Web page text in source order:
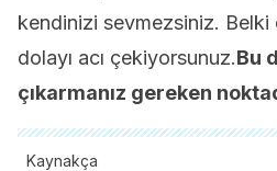
kendinizi sevmezsiniz. Belki
dolayı acı çekiyorsunuz.Bu
çıkarmanız gereken
Kaynakça